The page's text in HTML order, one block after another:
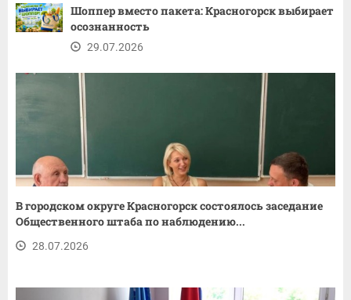
Шоппер вместо пакета: Красногорск выбирает
осознанность
29.07.2026
В городском округе Красногорск состоялось заседание
Общественного штаба по наблюдению...
28.07.2026